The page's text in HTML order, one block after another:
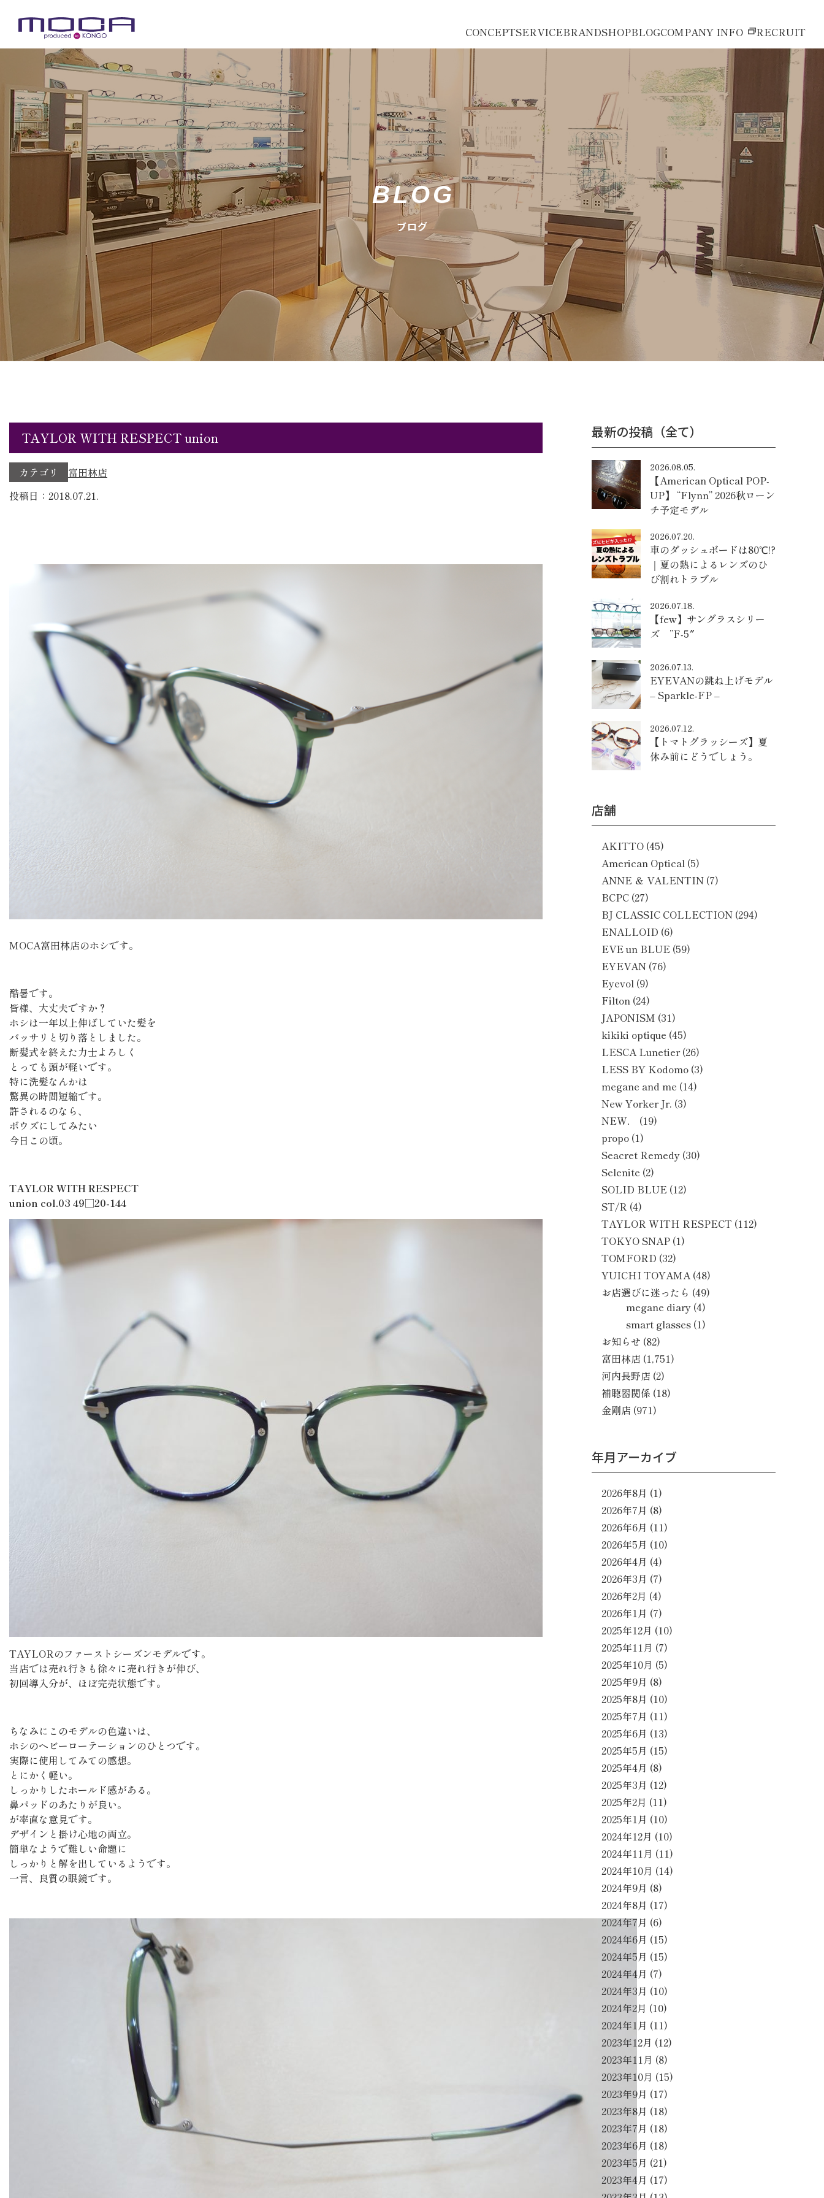
CONCEPTSERVICEBRANDSHOPBLOGCOMPANY INFO RECRUIT
BLOG
ブログ
TAYLOR WITH RESPECT union
カテゴリ
富田林店
投稿日：2018.07.21.
MOCA富田林店のホシです。
酷暑です。
皆様、大丈夫ですか？
ホシは一年以上伸ばしていた髪を
バッサリと切り落としました。
断髪式を終えた力士よろしく
とっても頭が軽いです。
特に洗髪なんかは
驚異の時間短縮です。
許されるのなら、
ボウズにしてみたい
今日この頃。
TAYLOR WITH RESPECT
union col.03 49□20-144
TAYLORのファーストシーズンモデルです。
当店では売れ行きも徐々に売れ行きが伸び、
初回導入分が、ほぼ完売状態です。
ちなみにこのモデルの色違いは、
ホシのヘビーローテーションのひとつです。
実際に使用してみての感想。
とにかく軽い。
しっかりしたホールド感がある。
鼻パッドのあたりが良い。
が率直な意見です。
デザインと掛け心地の両立。
簡単なようで難しい命題に
しっかりと解を出しているようです。
一言、良質の眼鏡です。
最新の投稿（全て）
2026.08.05.
【American Optical POP-
UP】 “Flynn” 2026秋ローン
チ予定モデル
2026.07.20.
車のダッシュボードは80℃!?
｜夏の熱によるレンズのひ
び割れトラブル
2026.07.18.
【few】サングラスシリー
ズ ”F-5″
2026.07.13.
EYEVANの跳ね上げモデル
– Sparkle-FP –
2026.07.12.
【トマトグラッシーズ】夏
休み前にどうでしょう。
店舗
AKITTO (45)
American Optical (5)
ANNE ＆ VALENTIN (7)
BCPC (27)
BJ CLASSIC COLLECTION (294)
ENALLOID (6)
EVE un BLUE (59)
EYEVAN (76)
Eyevol (9)
Filton (24)
JAPONISM (31)
kikiki optique (45)
LESCA Lunetier(26)
LESS BY Kodomo (3)
megane and me (14)
New Yorker Jr. (3)
NEW．
(19)
propo (1)
Seacret Remedy (30)
Selenite (2)
SOLID BLUE (12)
ST/R (4)
TAYLOR WITH RESPECT (112)
TOKYO SNAP (1)
TOMFORD (32)
YUICHI TOYAMA(48)
お店選びに迷ったら (49)
megane diary (4)
smart glasses (1)
お知らせ (82)
富田林店 (1,751)
河内長野店 (2)
補聴器関係 (18)
金剛店 (971)
年月アーカイブ
2026年8月 (1)
2026年7月 (8)
2026年6月 (11)
2026年5月 (10)
2026年4月 (4)
2026年3月 (7)
2026年2月 (4)
2026年1月 (7)
2025年12月 (10)
2025年11月 (7)
2025年10月 (5)
2025年9月 (8)
2025年8月 (10)
2025年7月 (11)
2025年6月 (13)
2025年5月 (15)
2025年4月 (8)
2025年3月 (12)
2025年2月 (11)
2025年1月 (10)
2024年12月 (10)
2024年11月 (11)
2024年10月 (14)
2024年9月 (8)
2024年8月 (17)
2024年7月 (6)
2024年6月 (15)
2024年5月 (15)
2024年4月 (7)
2024年3月 (10)
2024年2月 (10)
2024年1月 (11)
2023年12月 (12)
2023年11月 (8)
2023年10月 (15)
2023年9月 (17)
2023年8月 (18)
2023年7月 (18)
2023年6月 (18)
2023年5月 (21)
2023年4月 (17)